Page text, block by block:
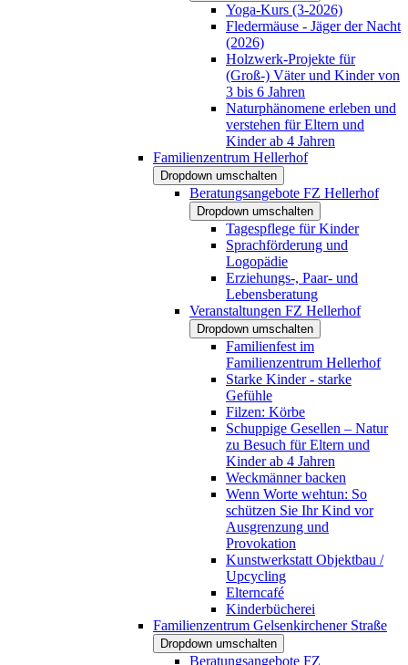
Yoga-Kurs (3-2026)
Fledermäuse - Jäger der Nacht
(2026)
Holzwerk-Projekte für
(Groß-) Väter und Kinder von
3 bis 6 Jahren
Naturphänomene erleben und
verstehen für Eltern und
Kinder ab 4 Jahren
Familienzentrum Hellerhof
Dropdown umschalten
Beratungsangebote FZ Hellerhof
Dropdown umschalten
Tagespflege für Kinder
Sprachförderung und
Logopädie
Erziehungs-, Paar- und
Lebensberatung
Veranstaltungen FZ Hellerhof
Dropdown umschalten
Familienfest im
Familienzentrum Hellerhof
Starke Kinder - starke
Gefühle
Filzen: Körbe
Schuppige Gesellen – Natur
zu Besuch für Eltern und
Kinder ab 4 Jahren
Weckmänner backen
Wenn Worte wehtun: So
schützen Sie Ihr Kind vor
Ausgrenzung und
Provokation
Kunstwerkstatt Objektbau /
Upcycling
Elterncafé
Kinderbücherei
Familienzentrum Gelsenkirchener Straße
Dropdown umschalten
Beratungsangebote FZ